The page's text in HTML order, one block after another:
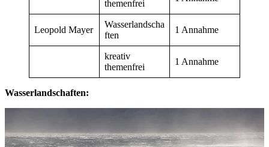
themenfrei
Leopold Mayer
Wasserlandscha
ften
1 Annahme
kreativ
themenfrei
1 Annahme
Wasserlandschaften: